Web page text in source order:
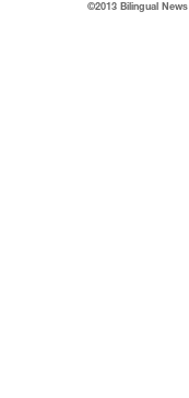
©2013 Bilingual News